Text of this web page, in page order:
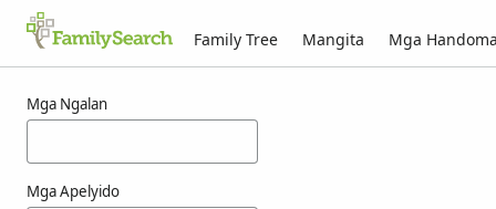
Family Tree Mangita Mga
Mga Ngalan
Mga Apelyido